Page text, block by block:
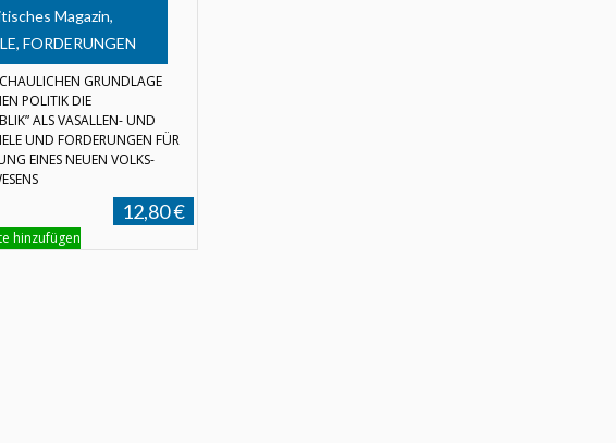
Magazin,
FORDERUNGEN
GRUNDLAGE
POLITIK DIE
ALS VASALLEN- UND
UND FORDERUNGEN FÜR
EINES NEUEN VOLKS-
12,80 €
hinzufügen